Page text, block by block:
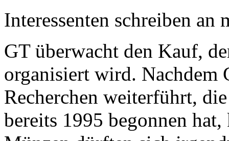
Interessenten schreiben
GT überwacht den Kauf,
organisiert wird. Nachdem
Recherchen weiterführt,
bereits 1995 begonnen